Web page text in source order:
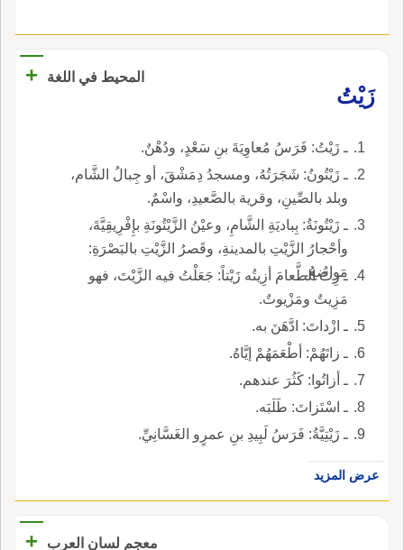
المحيط في اللغة
+
زَيْتُ
ـ زَيْتُ: فَرَسُ مُعاوِيَةَ بنِ سَعْدٍ، ودُهْنٌ.
ـ زَيْتُونُ: شَجَرَتُهُ، ومسجدُ دِمَشْقَ، أو جِبالُ الشَّام،
وبلد بالصِّينِ، وقرية بالصَّعيدِ، واسْمٌ.
ـ زَيْتُونَةُ: بِباديَةِ الشَّامِ، وعيْنُ الزَّيْتُونَةِ بإِفْرِيقِيَّةَ،
وأحْجارُ الزَّيْتِ بالمدينةِ، وقَصرُ الزَّيْتِ بالبَصْرَةِ:
مَواضعُ.
ـ زِتُّ الطَّعامَ أزِيتُه زَيْتاً: جَعَلْتُ فيه الزَّيْتَ، فهو
مَزِيتٌ ومَزْيوتٌ.
ـ ازْداتَ: ادَّهَنَ به.
ـ زاتَهُمْ: أطْعَمَهُمْ إيَّاهُ.
ـ أزاتُوا: كَثُرَ عندهم.
ـ اسْتَزاتَ: طَلَبَه.
ـ زَيْتِيَّةُ: فَرَسُ لَبِيدِ بنِ عمرٍو الغَسَّانِيِّ.
عرض المزيد
معجم لسان العرب +